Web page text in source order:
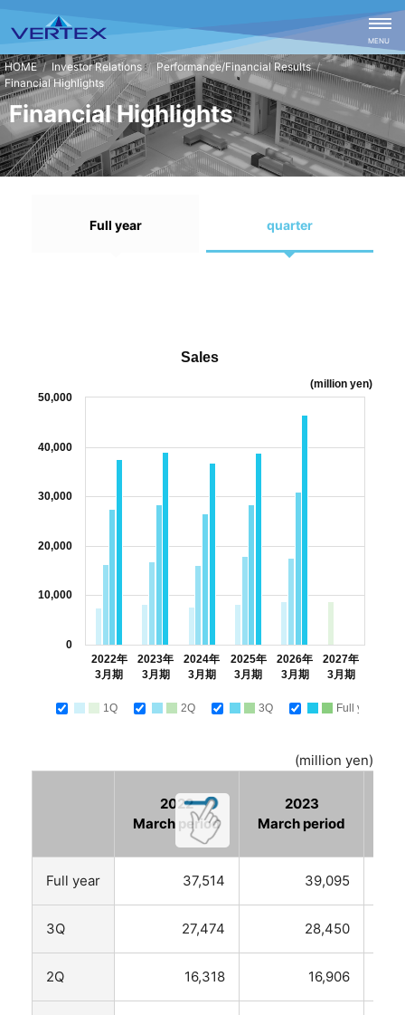
CLOSE
MENU
Investor Relations
Performance/Financial Results
Financial Highlights
Financial Highlights
Full year quarter
Sales
2022年
3月期
2023年
3月期
2024年
3月期
2025年
3月期
2026年
3月期
2027年
3月期
0
10,000
20,000
30,000
40,000
50,000
(million yen)
1Q 2Q 3Q Full year
(million yen)
2022
March period
2023
March period
Full year 37,514 39,095
3Q 27,474 28,450
2Q 16,318 16,906